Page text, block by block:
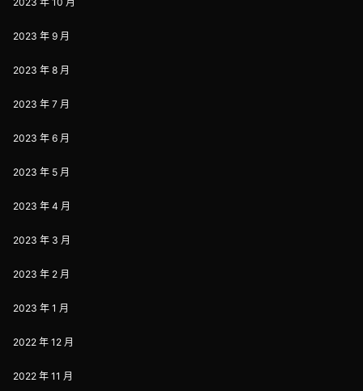
2023 年 9 月
2023 年 8 月
2023 年 7 月
2023 年 6 月
2023 年 5 月
2023 年 4 月
2023 年 3 月
2023 年 2 月
2023 年 1 月
2022 年 12 月
2022 年 11 月